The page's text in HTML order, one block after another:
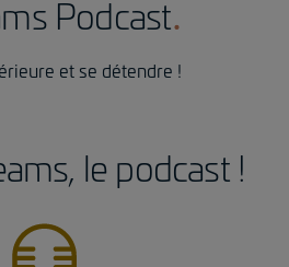
Podcast
et se détendre !
le podcast !